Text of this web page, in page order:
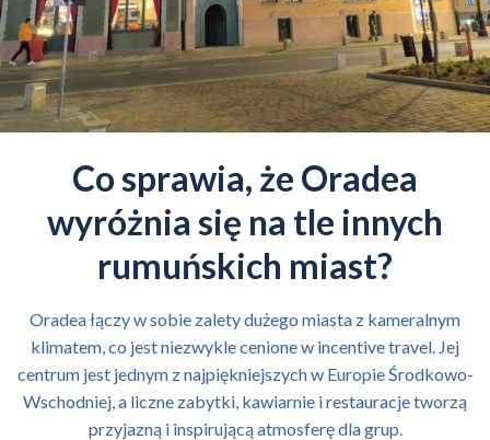
Co sprawia, że Oradea
wyróżnia się na tle innych
rumuńskich miast?
Oradea łączy w sobie zalety dużego miasta z kameralnym
klimatem, co jest niezwykle cenione w incentive travel. Jej
centrum jest jednym z najpiękniejszych w Europie Środkowo-
Wschodniej, a liczne zabytki, kawiarnie i restauracje tworzą
przyjazną i inspirującą atmosferę dla grup.